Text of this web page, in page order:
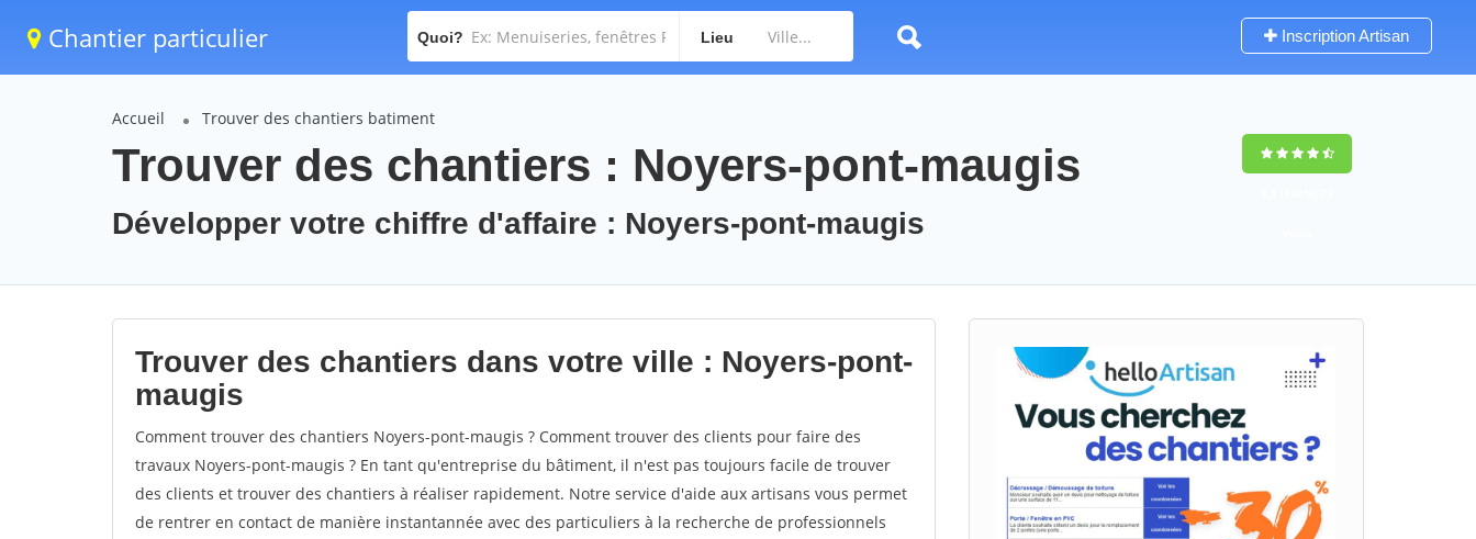
Chantier particulier Quoi? Lieu Inscription Artisan
Accueil Trouver des chantiers batiment
Trouver des chantiers : Noyers-pont-maugis
Développer votre chiffre d'affaire : Noyers-pont-maugis
Trouver des chantiers dans votre ville : Noyers-pont-
maugis
Comment trouver des chantiers Noyers-pont-maugis ? Comment trouver des clients pour faire des
travaux Noyers-pont-maugis ? En tant qu'entreprise du bâtiment, il n'est pas toujours facile de trouver
des clients et trouver des chantiers à réaliser rapidement. Notre service d'aide aux artisans vous permet
de rentrer en contact de manière instantannée avec des particuliers à la recherche de professionnels